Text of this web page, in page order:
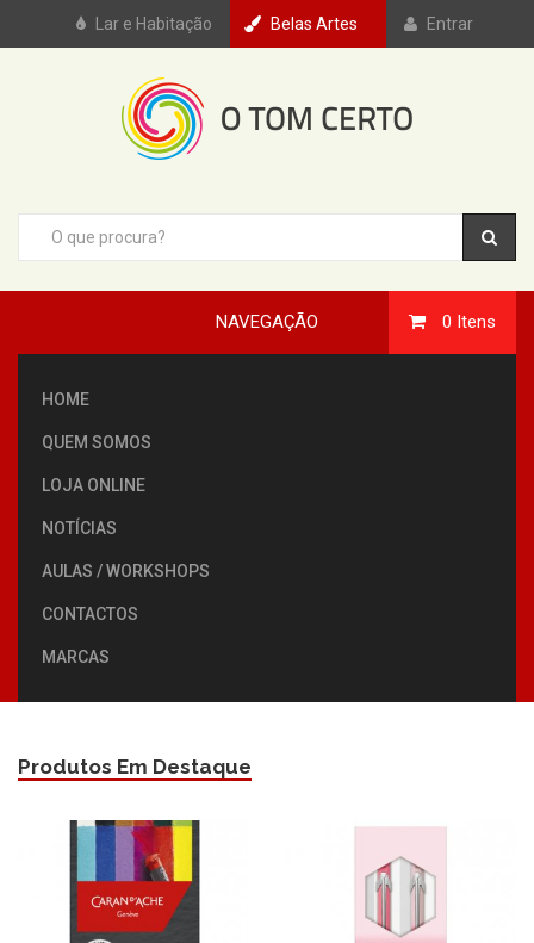
Lar e Habitação Belas Artes Entrar
0 Itens
NAVEGAÇÃO
HOME
QUEM SOMOS
LOJA ONLINE
NOTÍCIAS
AULAS / WORKSHOPS
CONTACTOS
MARCAS
Produtos Em Destaque